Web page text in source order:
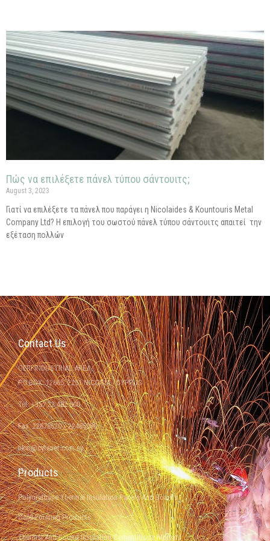
Πώς να επιλέξετε πάνελ τύπου σάντουιτς;
August 3, 2023
Γιατί να επιλέξετε τα πάνελ που παράγει η Nicolaides & Kountouris Metal
Company Ltd? Η επιλογή του σωστού πάνελ τύπου σάντουιτς απαιτεί την
εξέταση πολλών
Contact Us
GERI INDUSTRIAL AREA
P.O.BOX: 12665, 2251 NICOSIA - CYPRUS
Tel: +357 22 482 000
Fax: 22878620 / 22485380
nkm@cytanet.com.cy
Products
Polyurethane Thermal Insulation Panels And Boards
Cold-Forming Products
Thermal And Sound Insulation Cementitious Mortars